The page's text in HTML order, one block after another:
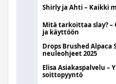
Shirly ja Ahti – Kaikki
Mitä tarkoittaa slay? –
ja käyttöön
Drops Brushed Alpaca
neuleohjeet 2025
Elisa Asiakaspalvelu
soittopyyntö